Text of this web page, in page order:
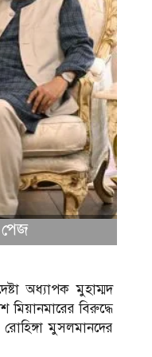
পেজ
অধ্যাপক মুহাম্মদ
মিয়ানমারের বিরুদ্ধে
মুসলমানদের